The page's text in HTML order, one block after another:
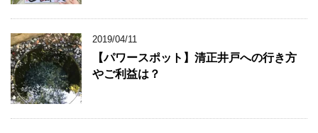
2019/04/11
【パワースポット】清正井戸への行き方
やご利益は？